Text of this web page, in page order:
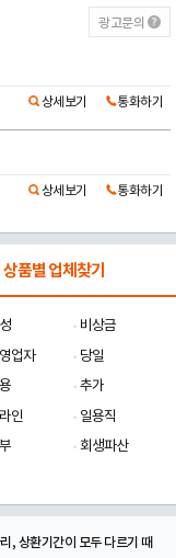
광고문의
상세보기 통화하기
상세보기 통화하기
상품별 업체찾기
비상금
업자
당일
추가
인
일용직
회생파산
, 상환기간이 모두 다르기 때